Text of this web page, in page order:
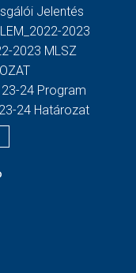
Jelentés
2023
2023 MLSZ
23-24 Program
24 Határozat